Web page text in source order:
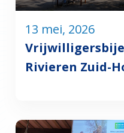
13 mei, 2026
Rivieren Zuid-